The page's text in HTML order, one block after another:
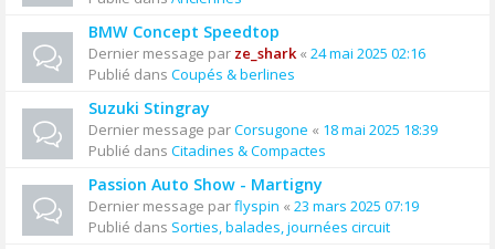
BMW Concept Speedtop
Dernier message par ze_shark« 24 mai 2025 02:16
Publié dans Coupés & berlines
Suzuki Stingray
Dernier message parCorsugone « 18 mai 2025 18:39
Publié dans Citadines & Compactes
Passion Auto Show - Martigny
Dernier message parflyspin « 23 mars 2025 07:19
Publié dans Sorties, balades, journées circuit